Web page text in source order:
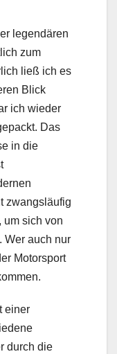
legendären
zum
ließ ich es
Blick
ich wieder
Das
in die
zwangsläufig
um sich von
Wer auch nur
Motorsport
einer
durch die